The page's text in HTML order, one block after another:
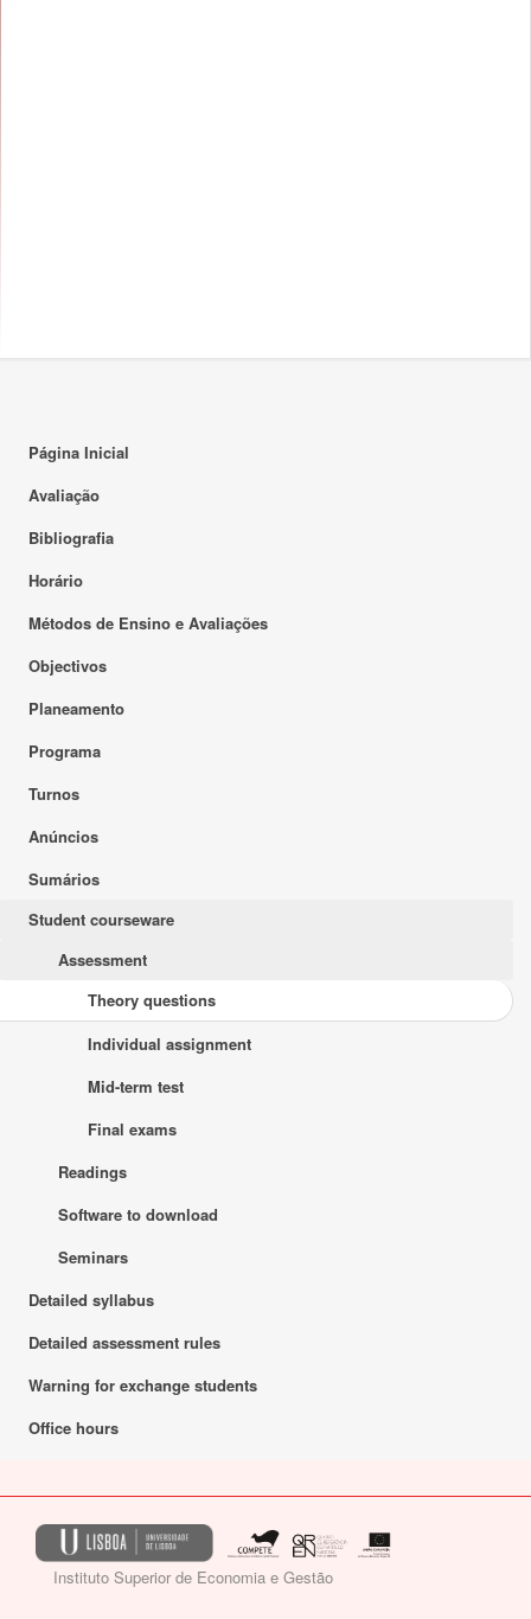
Página Inicial
Avaliação
Bibliografia
Horário
Métodos de Ensino e Avaliações
Objectivos
Planeamento
Programa
Turnos
Anúncios
Sumários
Student courseware
Assessment
Theory questions
Individual assignment
Mid-term test
Final exams
Readings
Software to download
Seminars
Detailed syllabus
Detailed assessment rules
Warning for exchange students
Office hours
Instituto Superior de Economia e Gestão